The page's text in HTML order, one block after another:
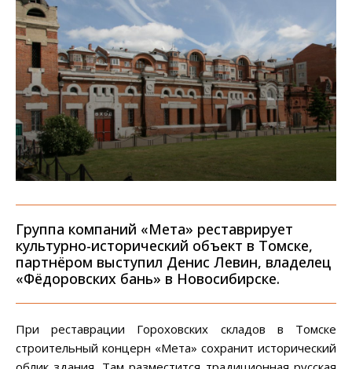
Группа компаний «Мета» реставрирует
культурно-исторический объект в Томске,
партнёром выступил Денис Левин, владелец
«Фёдоровских бань» в Новосибирске.
При реставрации Гороховских складов в Томске
строительный концерн «Мета» сохранит исторический